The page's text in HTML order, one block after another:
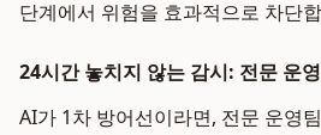
단계에서 위험을 효과적으로 차단
24시간 놓치지 않는 감시: 전문 운
AI가 1차 방어선이라면, 전문 운영